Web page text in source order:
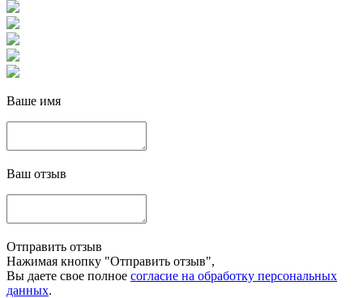
Ваше имя
Ваш отзыв
Отправить отзыв
Нажимая кнопку "Отправить отзыв",
Вы даете свое полное согласие на обработку персональных
данных.